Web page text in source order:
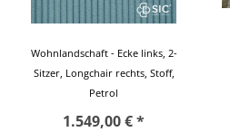
Wohnlandschaft - Ecke links, 2-
Sitzer, Longchair rechts, Stoff,
Petrol
1.549,00 € *